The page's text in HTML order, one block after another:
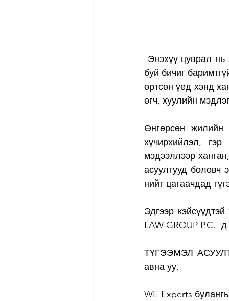
буй бичиг
өртсөн үед хэнд
өгч, хуулийн
Өнгөрсөн жилийн
хүчирхийлэл,
мэдээллээр
асуултууд боловч
нийт цагаачдад
Эдгээр
LAW GROUP P.C. -
ТҮГЭЭМЭЛ
авна уу.
WE Experts